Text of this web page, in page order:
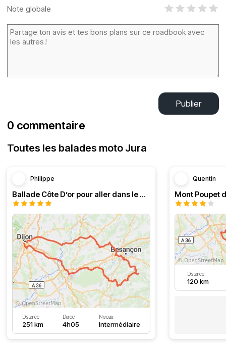
Note globale
Publier
0 commentaire
Toutes les balades moto Jura
Philippe
Ballade Côte D’or pour aller dans le Doubs
Distance
251 km
Durée
4h05
Niveau
Intermédiaire
Quentin
Mont Poupet
Distance
120 km